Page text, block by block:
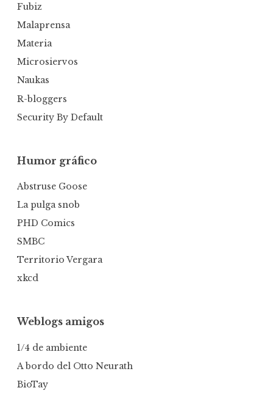
Fubiz
Malaprensa
Materia
Microsiervos
Naukas
R-bloggers
Security By Default
Humor gráfico
Abstruse Goose
La pulga snob
PHD Comics
SMBC
Territorio Vergara
xkcd
Weblogs amigos
1/4 de ambiente
A bordo del Otto Neurath
BioTay